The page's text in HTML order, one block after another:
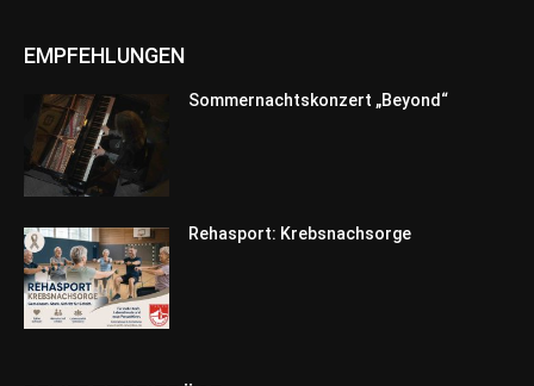
EMPFEHLUNGEN
Sommernachtskonzert „Beyond“
Rehasport: Krebsnachsorge